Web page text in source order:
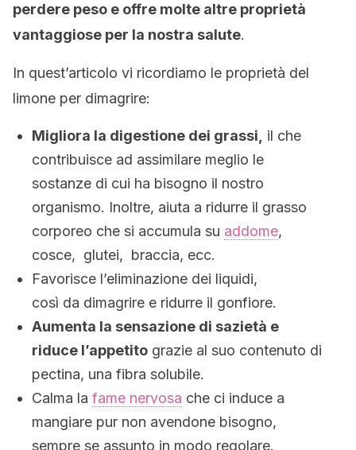
perdere peso e offre molte altre proprietà
vantaggiose per la nostra salute.
In quest’articolo vi ricordiamo le proprietà del
limone per dimagrire:
Migliora la digestione dei grassi,
il che
contribuisce ad assimilare meglio le
sostanze di cui ha bisogno il nostro
organismo. Inoltre, aiuta a ridurre il grasso
corporeo che si accumula su addome,
cosce, glutei, braccia, ecc.
Favorisce l’eliminazione dei liquidi,
così da dimagrire e ridurre il gonfiore.
Aumenta la sensazione di sazietà e
riduce l’appetito grazie al suo contenuto di
pectina, una fibra solubile.
Calma la fame nervosa che ci induce a
mangiare pur non avendone bisogno,
sempre se assunto in modo regolare.